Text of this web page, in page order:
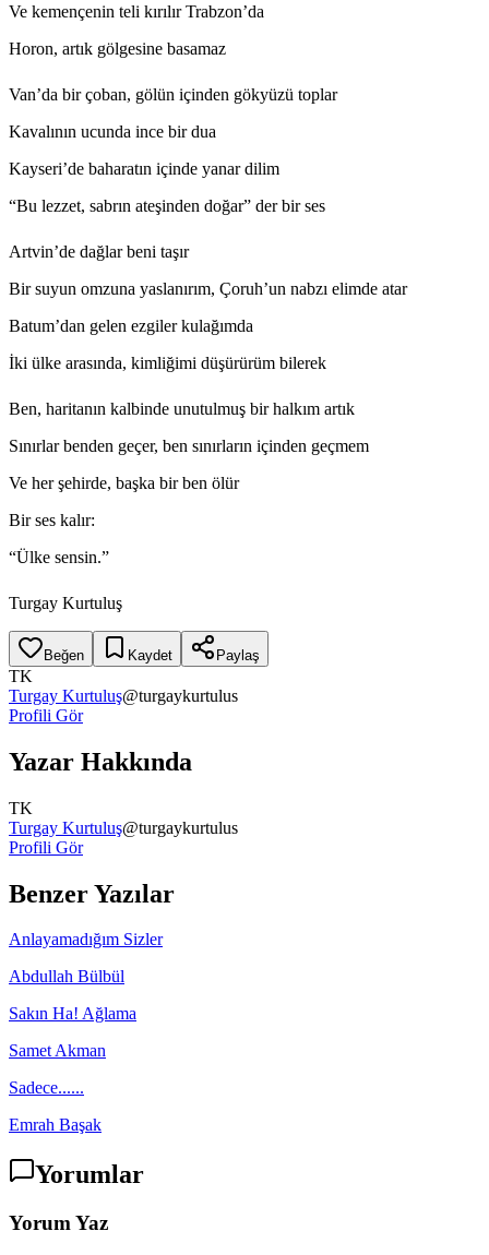
Ve kemençenin teli kırılır Trabzon’da
Horon, artık gölgesine basamaz
Van’da bir çoban, gölün içinden gökyüzü toplar
Kavalının ucunda ince bir dua
Kayseri’de baharatın içinde yanar dilim
“Bu lezzet, sabrın ateşinden doğar” der bir ses
Artvin’de dağlar beni taşır
Bir suyun omzuna yaslanırım, Çoruh’un nabzı elimde atar
Batum’dan gelen ezgiler kulağımda
İki ülke arasında, kimliğimi düşürürüm bilerek
Ben, haritanın kalbinde unutulmuş bir halkım artık
Sınırlar benden geçer, ben sınırların içinden geçmem
Ve her şehirde, başka bir ben ölür
Bir ses kalır:
“Ülke sensin.”
Turgay Kurtuluş
Beğen Kaydet Paylaş
TK
Turgay Kurtuluş@turgaykurtulus
Profili Gör
Yazar Hakkında
TK
Turgay Kurtuluş@turgaykurtulus
Profili Gör
Benzer Yazılar
Anlayamadığım Sizler
Abdullah Bülbül
Sakın Ha! Ağlama
Samet Akman
Sadece......
Emrah Başak
Yorumlar
Yorum Yaz